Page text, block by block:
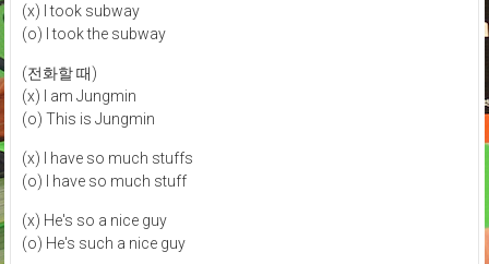
(x) I took subway
(o) I took the subway
(전화할 때)
(x) I am Jungmin
(o) This is Jungmin
(x) I have so much stuffs
(o) I have so much stuff
(x) He's so a nice guy
(o) He's such a nice guy